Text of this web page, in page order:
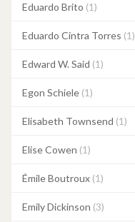
Eduardo Brito (1)
Eduardo Cintra Torres (1)
Edward W. Said (1)
Egon Schiele (1)
Elisabeth Townsend (1)
Elise Cowen (1)
Émile Boutroux (1)
Emily Dickinson (3)